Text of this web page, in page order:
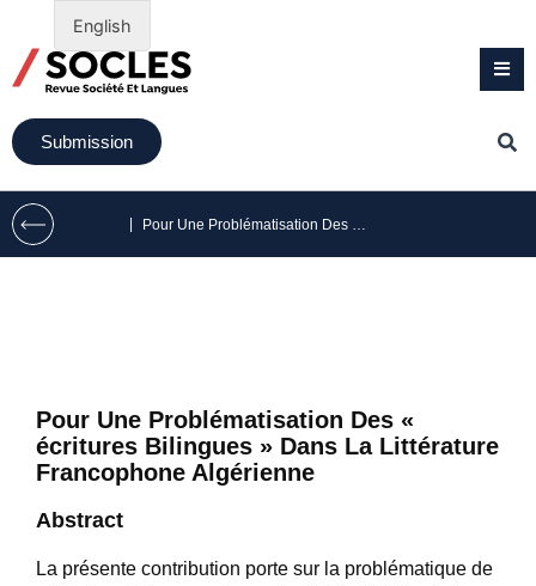
Submission
Pour Une Problématisation Des «
écritures Bilingues » Dans La Littérature
Francophone Algérienne
Abstract
La présente contribution porte sur la problématique de
English